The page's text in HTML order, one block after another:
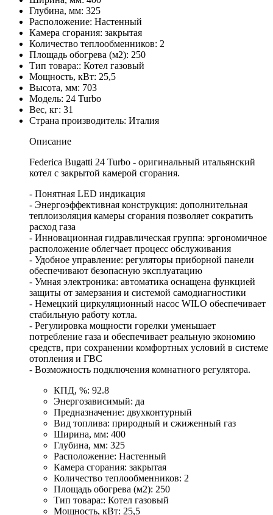
Глубина, мм: 325
Расположение: Настенный
Камера сгорания: закрытая
Количество теплообменников: 2
Площадь обогрева (м2): 250
Тип товара:: Котел газовый
Мощность, кВт: 25,5
Высота, мм: 703
Модель: 24 Turbo
Вес, кг: 31
Страна производитель: Италия
Описание
Federica Bugatti 24 Turbo - оригинальный итальянский
котел с закрытой камерой сгорания.
- Понятная LED индикация
- Энергоэффективная конструкция: дополнительная
теплоизоляция камеры сгорания позволяет сократить
расход газа
- Инновационная гидравлическая группа: эргономичное
расположение облегчает процесс обслуживания
- Удобное управление: регуляторы приборной панели
обеспечивают безопасную эксплуатацию
- Умная электроника: автоматика оснащена функцией
защиты от замерзания и системой самодиагностики
- Немецкий циркуляционный насос WILO обеспечивает
стабильную работу котла.
- Регулировка мощности горелки уменьшает
потребление газа и обеспечивает реальную экономию
средств, при сохранении комфортных условий в системе
отопления и ГВС
- Возможность подключения комнатного регулятора.
КПД, %: 92.8
Энергозависимый: да
Предназначение: двухконтурный
Вид топлива: природный и сжиженный газ
Ширина, мм: 400
Глубина, мм: 325
Расположение: Настенный
Камера сгорания: закрытая
Количество теплообменников: 2
Площадь обогрева (м2): 250
Тип товара:: Котел газовый
Мощность, кВт: 25,5